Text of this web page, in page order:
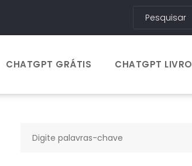
CHATGPT GRÁTIS CHATGPT LIVRO